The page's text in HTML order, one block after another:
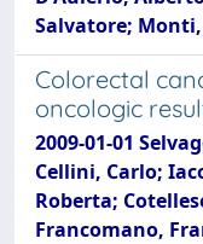
Salvatore;
Colorectal
oncologic
2009-01-01
Cellini, Carlo;
Roberta;
Francomano,